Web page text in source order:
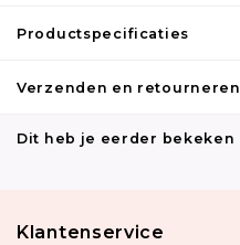
Productspecificaties
Verzenden en retourneren
Dit heb je eerder bekeken
Klantenservice